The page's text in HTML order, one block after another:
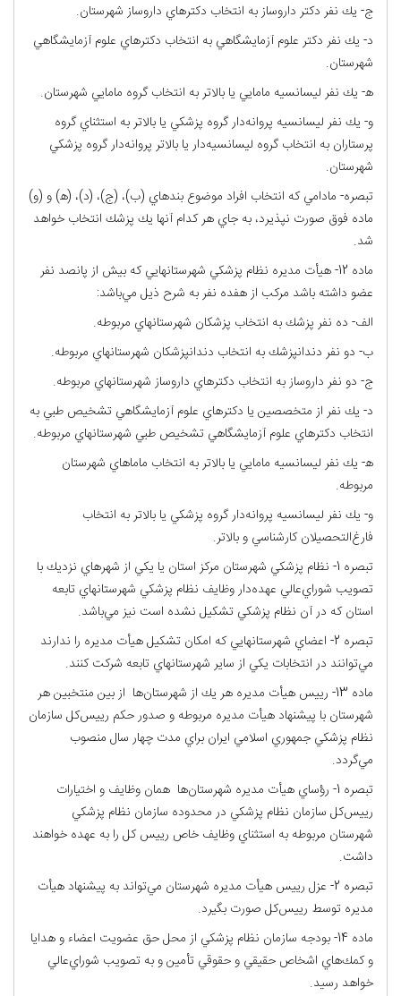
ج- يك نفر دكتر داروساز به انتخاب دكترهاي داروساز شهرستان.
د- يك نفر دكتر علوم آزمايشگاهي به انتخاب دكترهاي علوم آزمايشگاهي
شهرستان.
ﻫ- يك نفر ليسانسيه مامايي يا بالاتر به انتخاب گروه مامايي شهرستان.
و- يك نفر ليسانسيه پروانه‌دار گروه پزشكي يا بالاتر به استثناي گروه
پرستاران به انتخاب گروه ليسانسيه‌دار يا بالاتر پروانه‌دار گروه پزشكي
شهرستان.
تبصره- مادامي كه انتخاب افراد موضوع بندهاي (ب)، (ج)، (د)،‌ (ﻫ) و (و)
ماده فوق صورت نپذيرد، به جاي هر كدام آنها يك پزشك انتخاب خواهد
شد.
ماده 12- هيأت مديره نظام پزشكي شهرستانهايي كه بيش از پانصد نفر
عضو داشته باشد مركب از هفده نفر به شرح ذيل مي‌باشد:
الف- ده نفر پزشك به انتخاب پزشكان شهرستانهاي مربوطه.
ب- دو نفر دندانپزشك به انتخاب دندانپزشكان شهرستانهاي مربوطه.
ج- دو نفر داروساز به انتخاب دكترهاي داروساز شهرستانهاي مربوطه.
د- يك نفر از متخصصين يا دكترهاي علوم آزمايشگاهي تشخيص طبي به
انتخاب دكترهاي علوم آزمايشگاهي تشخيص طبي شهرستانهاي مربوطه.
ﻫ- يك نفر ليسانسيه مامايي يا بالاتر به انتخاب ماماهاي شهرستان
مربوطه.
و- يك نفر ليسانسيه پروانه‌دار گروه پزشكي يا بالاتر به انتخاب
فارغ‌التحصيلان كارشناسي و بالاتر.
تبصره 1- نظام پزشكي شهرستان مركز استان يا يكي از شهرهاي نزديك با
تصويب شوراي‌عالي عهده‌دار وظايف نظام پزشكي شهرستانهاي تابعه
استان كه در آن نظام پزشكي تشكيل نشده است نيز مي‌باشد.
تبصره 2- اعضاي شهرستانهايي كه امكان تشكيل هيأت مديره را ندارند
مي‌توانند در انتخابات يكي از ساير شهرستانهاي تابعه شركت كنند.
ماده 13- رييس هيأت مديره هر يك از شهرستان‌ها از بين منتخبين هر
شهرستان با پيشنهاد هيأت مديره مربوطه و صدور حكم رييس‌كل سازمان
نظام پزشكي جمهوري اسلامي ايران براي مدت چهار سال منصوب
مي‌گردد.
تبصره 1- رؤساي هيأت مديره شهرستان‌ها همان وظايف و اختيارات
رييس‌كل سازمان نظام پزشكي در محدوده سازمان نظام پزشكي
شهرستان مربوطه به استثناي وظايف خاص رييس كل را به عهده خواهند
داشت.
تبصره 2- عزل رييس هيأت مديره شهرستان مي‌تواند به پيشنهاد هيأت
مديره توسط رييس‌كل صورت بگيرد.
ماده 14- بودجه سازمان نظام پزشكي از محل حق عضويت اعضاء و هدايا
و كمك‌هاي اشخاص حقيقي و حقوقي تأمين و به تصويب شوراي‌عالي
خواهد رسيد.